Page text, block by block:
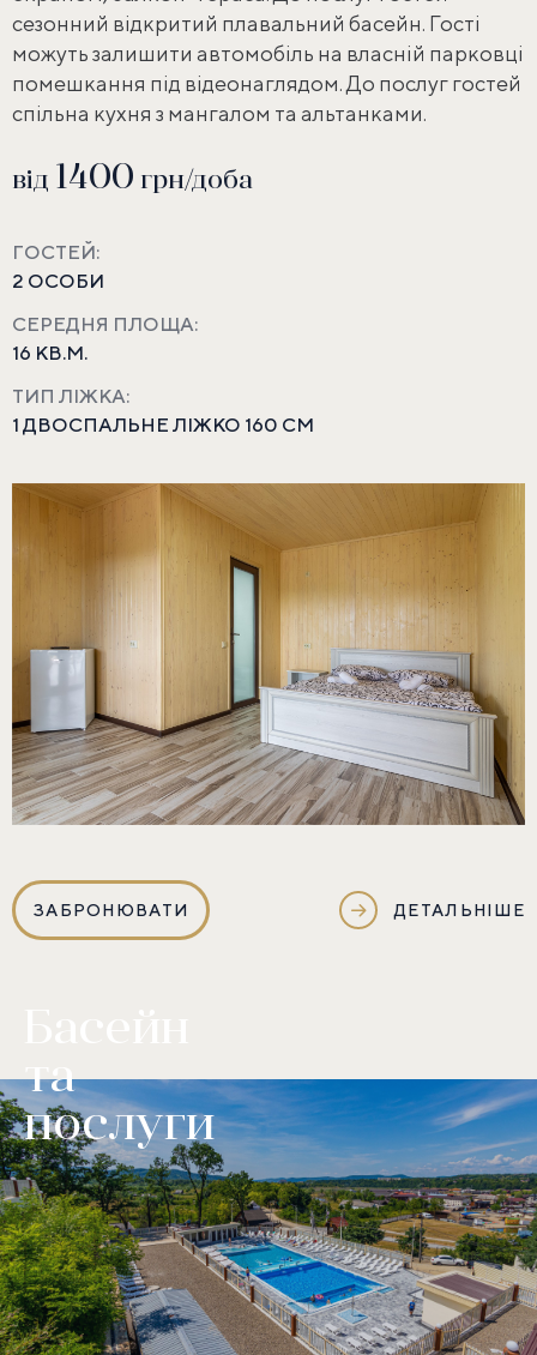
сезонний відкритий плавальний басейн. Гості
можуть залишити автомобіль на власній парковці
помешкання під відеонаглядом. До послуг гостей
спільна кухня з мангалом та альтанками.
від 1400 грн/доба
ГОСТЕЙ:
2 ОСОБИ
СЕРЕДНЯ ПЛОЩА:
16 КВ.М.
ТИП ЛІЖКА:
1 ДВОСПАЛЬНЕ ЛІЖКО 160 СМ
ЗАБРОНЮВАТИ ДЕТАЛЬНІШЕ
та
послуги